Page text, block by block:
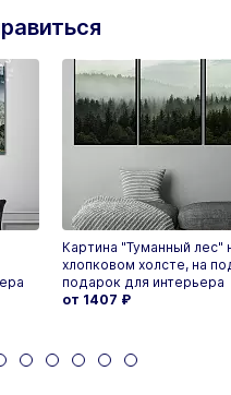
Картина "Туманный лес"
хлопковом холсте, на
подарок для интерьера
от 1407 ₽